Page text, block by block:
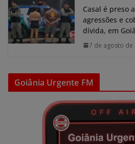
Casal é preso
agressões e
dívida, em
7 de agosto de
Goiânia Urgente FM